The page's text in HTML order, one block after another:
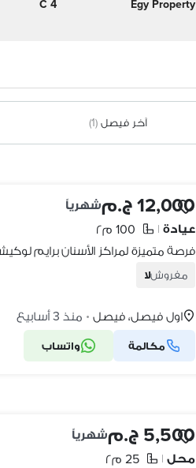
Egy Property
4 C
آخر فيصل(1)
12,000 ج.م
شهرياً
عيادة |
100 م٢
مفروشلا
اول فيصل، فيصل • منذ 3 أسابيع
مكالمة واتساب
5,500 ج.م
شهرياً
محل |
25 م٢